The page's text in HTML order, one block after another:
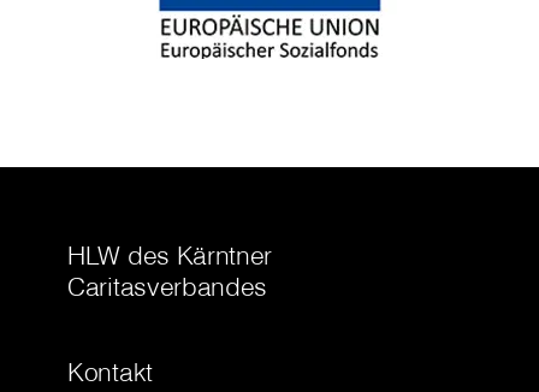
HLW des Kärntner
Caritasverbandes
Kontakt